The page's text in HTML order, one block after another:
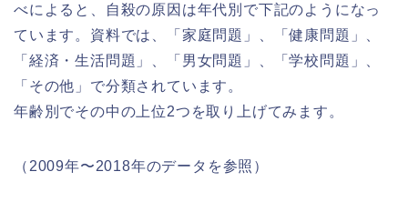
べによると、自殺の原因は年代別で下記のようになっ
ています。資料では、「家庭問題」、「健康問題」、
「経済・生活問題」、「男女問題」、「学校問題」、
「その他」で分類されています。
年齢別でその中の上位2つを取り上げてみます。
（2009年〜2018年のデータを参照）